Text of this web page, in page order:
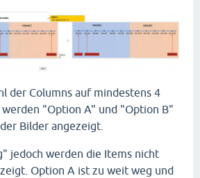
der Columns auf mindestens 4
werden "Option A" und "Option B"
Bilder angezeigt.
jedoch werden die Items nicht
Option A ist zu weit weg und